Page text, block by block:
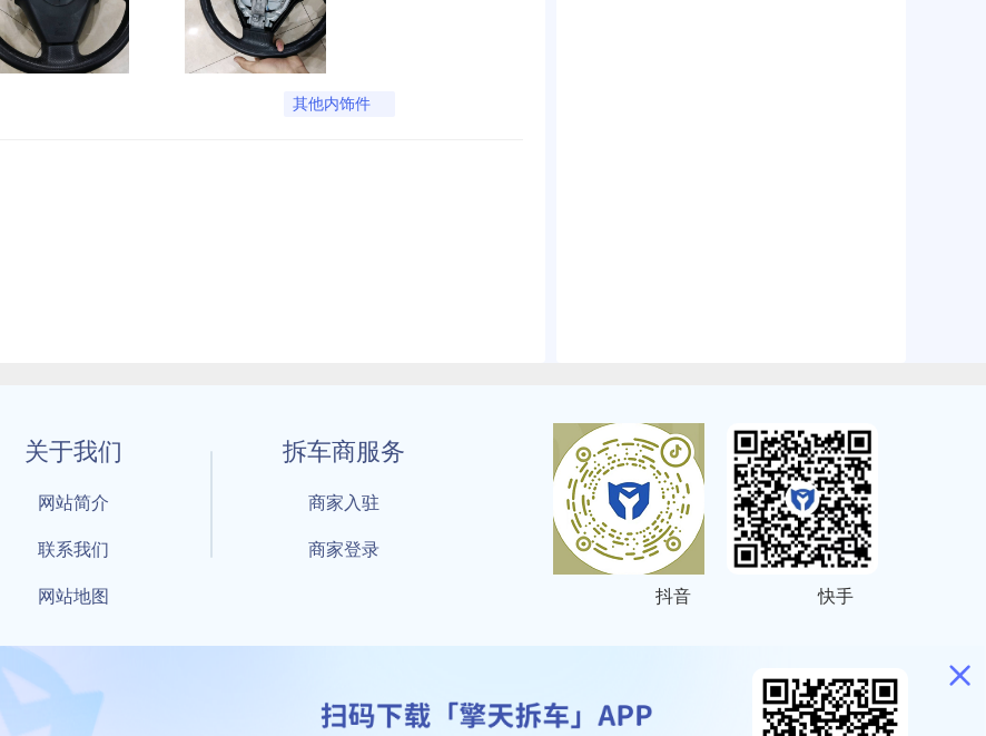
其他内饰件
关于我们
网站简介
联系我们
网站地图
拆车商服务
商家入驻
商家登录
抖音 快手
擎天拆车-买卖拆车件，擎天拆车好省快 All Rights Reserved SITEMAP
：鲁ICP备18021004号-17 公安部备案号： 鲁公网安备37010402001023号